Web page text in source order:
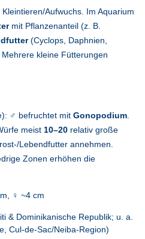
Aufwuchs. Im Aquarium
mit Pflanzenanteil (z. B.
(Cyclops, Daphnien,
kleine Fütterungen
♂ befruchtet mit Gonopodium
meist 10–20 relativ große
Lebendfutter annehmen.
Zonen erhöhen die
♀ ~4 cm
& Dominikanische Republik; u. a.
Cul-de-Sac/Neiba-Region)